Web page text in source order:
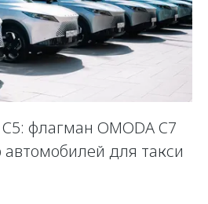
флагман OMODA C7
для такси